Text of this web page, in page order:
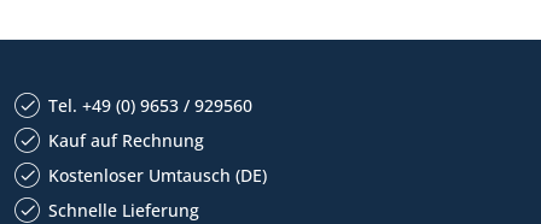
Tel. +49 (0) 9653 / 929560
Kauf auf Rechnung
Kostenloser Umtausch (DE)
Schnelle Lieferung